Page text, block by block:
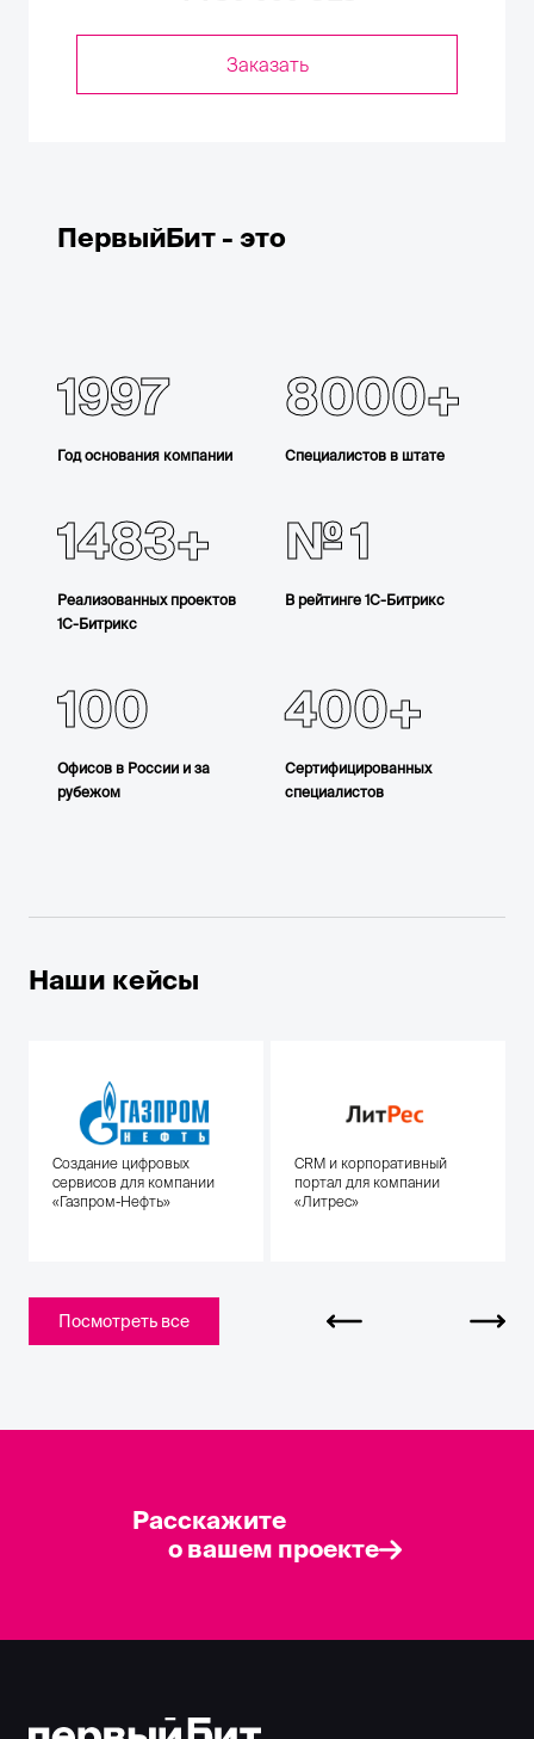
Заказать
ПервыйБит - это
1997
Год основания компании
8000
Специалистов в штате
1483
Реализованных проектов
1С-Битрикс
1
В рейтинге 1С-Битрикс
100
Офисов в России и за
рубежом
400
Сертифицированных
специалистов
Наши кейсы
Создание цифровых
сервисов для компании
«Газпром-Нефть»
CRM и корпоративный
портал для компании
«Литрес»
Посмотреть все
Расскажите
о вашем проекте